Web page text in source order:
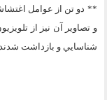
** دو تن از عوامل
و تصاوير آن نيز از
شناسايي و بازداشت